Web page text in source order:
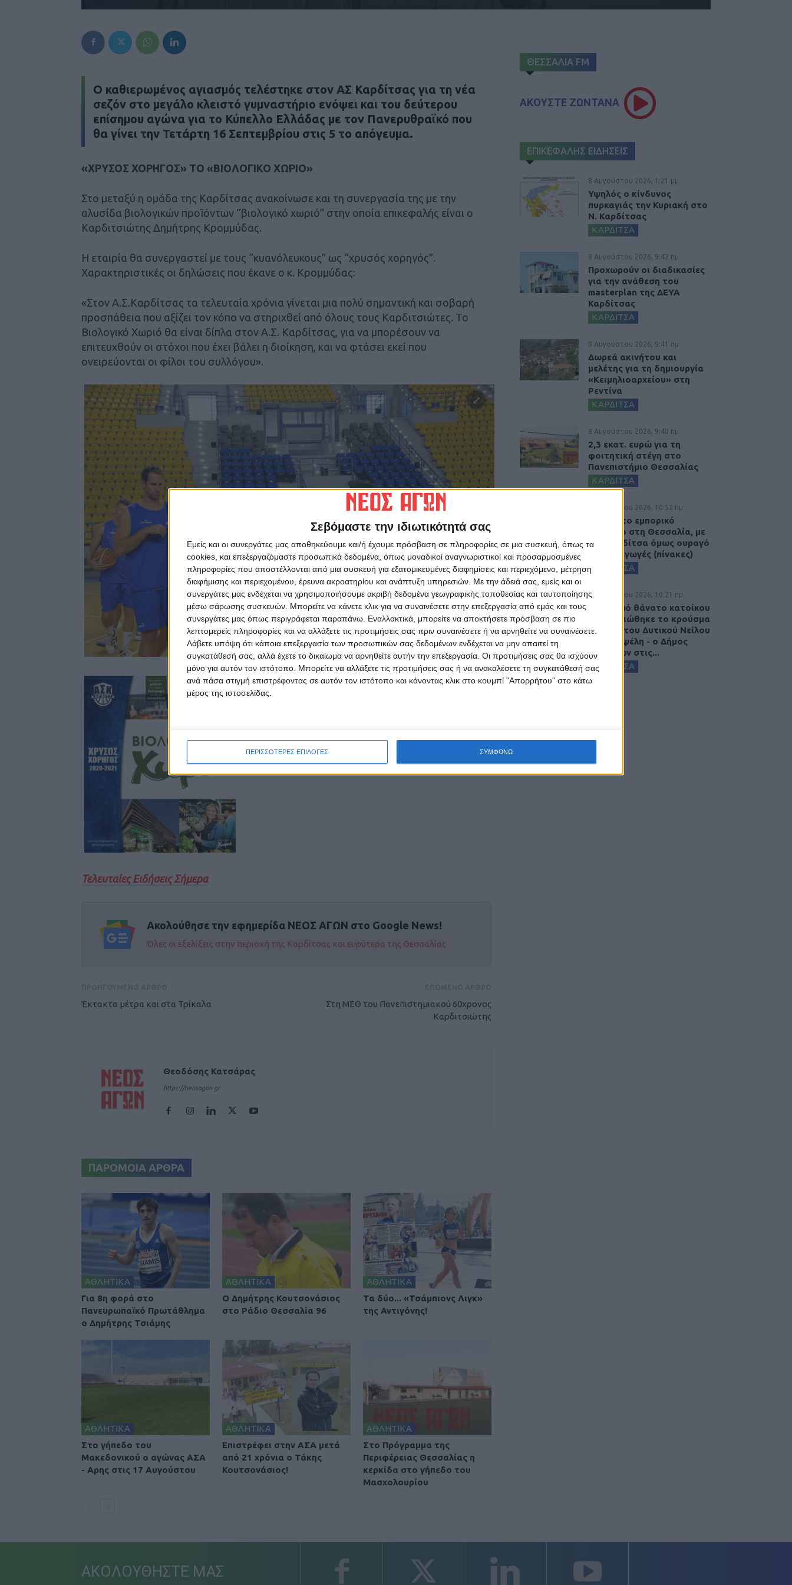
Σεβόμαστε την ιδιωτικότητά σας
Εμείς και οι συνεργάτες μας αποθηκεύουμε και/ή έχουμε πρόσβαση σε πληροφορίες σε μια συσκευή, όπως τα
cookies, και επεξεργαζόμαστε προσωπικά δεδομένα, όπως μοναδικοί αναγνωριστικοί και προσαρμοσμένες
πληροφορίες που αποστέλλονται από μια συσκευή για εξατομικευμένες διαφημίσεις και περιεχόμενο, μέτρηση
διαφήμισης και περιεχομένου, έρευνα ακροατηρίου και ανάπτυξη υπηρεσιών. Με την άδειά σας, εμείς και οι
συνεργάτες μας ενδέχεται να χρησιμοποιήσουμε ακριβή δεδομένα γεωγραφικής τοποθεσίας και ταυτοποίησης
μέσω σάρωσης συσκευών. Μπορείτε να κάνετε κλικ για να συναινέσετε στην επεξεργασία από εμάς και τους
συνεργάτες μας όπως περιγράφεται παραπάνω. Εναλλακτικά, μπορείτε να αποκτήσετε πρόσβαση σε πιο
λεπτομερείς πληροφορίες και να αλλάξετε τις προτιμήσεις σας πριν συναινέσετε ή να αρνηθείτε να συναινέσετε.
Λάβετε υπόψη ότι κάποια επεξεργασία των προσωπικών σας δεδομένων ενδέχεται να μην απαιτεί τη
συγκατάθεσή σας, αλλά έχετε το δικαίωμα να αρνηθείτε αυτήν την επεξεργασία. Οι προτιμήσεις σας θα ισχύουν
μόνο για αυτόν τον ιστότοπο. Μπορείτε να αλλάξετε τις προτιμήσεις σας ή να ανακαλέσετε τη συγκατάθεσή σας
ανά πάσα στιγμή επιστρέφοντας σε αυτόν τον ιστότοπο και κάνοντας κλικ στο κουμπί "Απορρήτου" στο κάτω
μέρος της ιστοσελίδας.
ΠΕΡΙΣΣΟΤΕΡΕΣ ΕΠΙΛΟΓΕΣ ΣΥΜΦΩΝΩ
Ο καθιερωμένος αγιασμός τελέστηκε στον ΑΣ Καρδίτσας για τη νέα
σεζόν στο μεγάλο κλειστό γυμναστήριο ενόψει και του δεύτερου
επίσημου αγώνα για το Κύπελλο Ελλάδας με τον Πανερυθραϊκό που
θα γίνει την Τετάρτη 16 Σεπτεμβρίου στις 5 το απόγευμα.
«ΧΡΥΣΟΣ ΧΟΡΗΓΟΣ» ΤΟ «ΒΙΟΛΟΓΙΚΟ ΧΩΡΙΟ»
Στο μεταξύ η ομάδα της Καρδίτσας ανακοίνωσε και τη συνεργασία της με την
αλυσίδα βιολογικών προϊόντων “βιολογικό χωριό” στην οποία επικεφαλής είναι ο
Καρδιτσιώτης Δημήτρης Κρομμύδας.
Η εταιρία θα συνεργαστεί με τους “κυανόλευκους” ως “χρυσός χορηγός”.
Χαρακτηριστικές οι δηλώσεις που έκανε ο κ. Κρομμύδας:
«Στον Α.Σ.Καρδίτσας τα τελευταία χρόνια γίνεται μια πολύ σημαντική και σοβαρή
προσπάθεια που αξίζει τον κόπο να στηριχθεί από όλους τους Καρδιτσιώτες. Το
Βιολογικό Χωριό θα είναι δίπλα στον Α.Σ. Καρδίτσας, για να μπορέσουν να
επιτευχθούν οι στόχοι που έχει βάλει η διοίκηση, και να φτάσει εκεί που
ονειρεύονται οι φίλοι του συλλόγου».
Τελευταίες Ειδήσεις Σήμερα
Ακολούθησε την εφημερίδα ΝΕΟΣ ΑΓΩΝ στο Google News!
Όλες οι εξελίξεις στην περιοχή της Καρδίτσας και ευρύτερα της Θεσσαλίας
Έκτακτα μέτρα και στα Τρίκαλα
Στη ΜΕΘ του Πανεπιστημιακού 60χρονος
Καρδιτσιώτης
Θεοδόσης Κατσάρας
https://neosagon.gr
ΠΑΡΟΜΟΙΑ ΑΡΘΡΑ
ΑΘΛΗΤΙΚΑ
Για 8η φορά στο
Πανευρωπαϊκό Πρωτάθλημα
ο Δημήτρης Τσιάμης
ΑΘΛΗΤΙΚΑ
Ο Δημήτρης Κουτσονάσιος
στο Ράδιο Θεσσαλία 96
ΑΘΛΗΤΙΚΑ
Τα δύο... «Τσάμπιονς Λιγκ»
της Αντιγόνης!
ΑΘΛΗΤΙΚΑ
Στο γήπεδο του
Μακεδονικού ο αγώνας ΑΣΑ
- Αρης στις 17 Αυγούστου
ΑΘΛΗΤΙΚΑ
Επιστρέφει στην ΑΣΑ μετά
από 21 χρόνια ο Τάκης
Κουτσονάσιος!
ΑΘΛΗΤΙΚΑ
Στο Πρόγραμμα της
Περιφέρειας Θεσσαλίας η
κερκίδα στο γήπεδο του
Μασχολουρίου
ΘΕΣΣΑΛΙΑ FM
ΑΚΟΥΣΤΕ ΖΩΝΤΑΝΑ
ΕΠΙΚΕΦΑΛΗΣ ΕΙΔΗΣΕΙΣ
8 Αυγούστου 2026, 1:21 μμ
Υψηλός ο κίνδυνος
πυρκαγιάς την Κυριακή στο
Ν. Καρδίτσας
ΚΑΡΔΙΤΣΑ
8 Αυγούστου 2026, 9:42 πμ
Προχωρούν οι διαδικασίες
για την ανάθεση του
masterplan της ΔΕΥΑ
Καρδίτσας
ΚΑΡΔΙΤΣΑ
8 Αυγούστου 2026, 9:41 πμ
Δωρεά ακινήτου και
μελέτης για τη δημιουργία
«Κειμηλιοαρχείου» στη
Ρεντίνα
ΚΑΡΔΙΤΣΑ
8 Αυγούστου 2026, 9:40 πμ
2,3 εκατ. ευρώ για τη
φοιτητική στέγη στο
Πανεπιστήμιο Θεσσαλίας
ΚΑΡΔΙΤΣΑ
7 Αυγούστου 2026, 10:52 πμ
Θετικό το εμπορικό
ισοζύγιο στη Θεσσαλία, με
την Καρδίτσα όμως ουραγό
στις εξαγωγές (πίνακες)
ΚΑΡΔΙΤΣΑ
7 Αυγούστου 2026, 10:21 πμ
Μετά από θάνατο κατοίκου
επιβεβαιώθηκε το κρούσμα
του ιού του Δυτικού Νείλου
στην Κυψέλη - ο Δήμος
Σοφάδων στις...
ΚΑΡΔΙΤΣΑ
ΑΚΟΛΟΥΘΗΣΤΕ ΜΑΣ